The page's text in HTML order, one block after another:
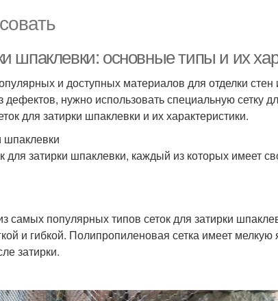
шпаклевки: основные типы и их
и доступных материалов для отделки
нужно использовать специальную сетку
для затирки шпаклевки и их характеристики.
шпаклевки
для затирки шпаклевки, каждый из которых имеет
самых популярных типов сеток для затирки
и гибкой. Полипропиленовая сетка имеет мелкую
затирки.